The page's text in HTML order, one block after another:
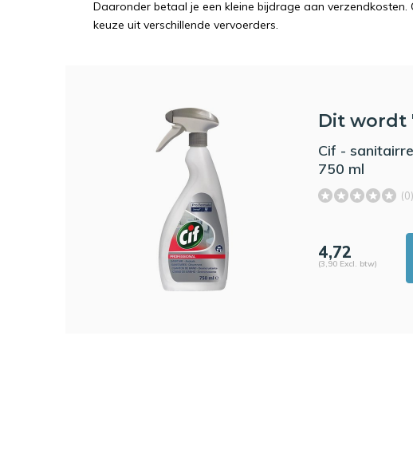
Daaronder betaal je een kleine bijdrage aan
keuze uit verschillende vervoerders.
Dit wordt
Cif -
750 ml
(0)
4,72
(3,90 Excl. btw)